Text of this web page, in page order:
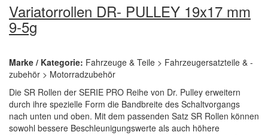
Variatorrollen DR- PULLEY 19x17 mm
9-5g
Marke / Kategorie: Fahrzeuge & Teile > Fahrzeugersatzteile & -
zubehör > Motorradzubehör
Die SR Rollen der SERIE PRO Reihe von Dr. Pulley erweitern
durch ihre spezielle Form die Bandbreite des Schaltvorgangs
nach unten und oben. Mit dem passenden Satz SR Rollen können
sowohl bessere Beschleunigungswerte als auch höhere